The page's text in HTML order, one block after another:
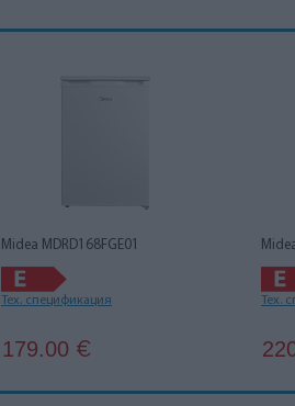
Midea MDRD168FGE01
Тех. спецификация
179.00 €
Тех.